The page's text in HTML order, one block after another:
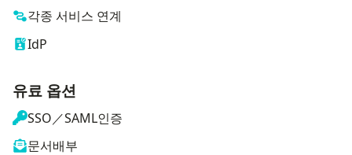
각종 서비스 연계
IdP
유료 옵션
SSO／SAML인증
문서배부